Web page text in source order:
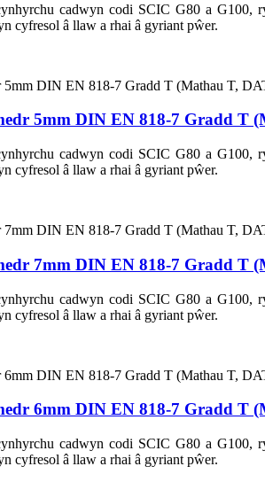
cadwyn codi SCIC G80 a
cyfresol â llaw a rhai â gyriant pŵer.
5mm DIN EN 818-7 Gradd T
cadwyn codi SCIC G80 a
cyfresol â llaw a rhai â gyriant pŵer.
7mm DIN EN 818-7 Gradd T
cadwyn codi SCIC G80 a
cyfresol â llaw a rhai â gyriant pŵer.
6mm DIN EN 818-7 Gradd T
cadwyn codi SCIC G80 a
cyfresol â llaw a rhai â gyriant pŵer.